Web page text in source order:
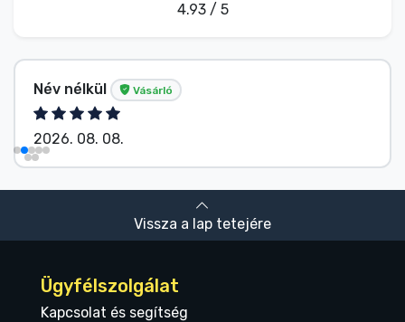
4.93 / 5
Név nélkül Vásárló
2026. 08. 08.
Vissza a lap tetejére
Ügyfélszolgálat
Kapcsolat és segítség